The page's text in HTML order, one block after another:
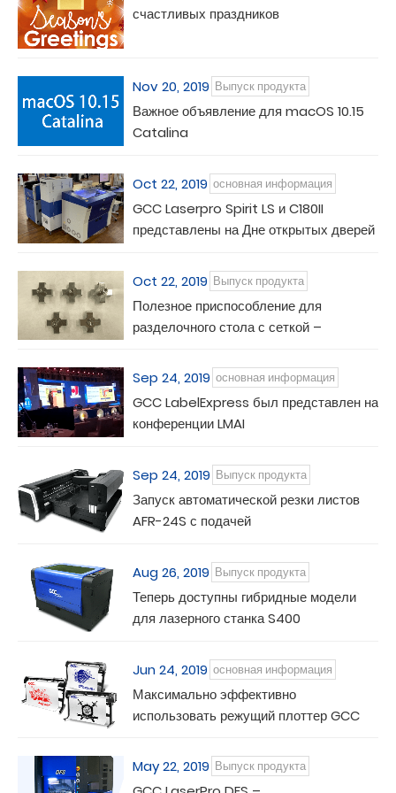
счастливых праздников
Nov 20, 2019 Выпуск продукта
Важное объявление для macOS 10.15
Catalina
Oct 22, 2019 основная информация
GCC Laserpro Spirit LS и C180II
представлены на Дне открытых дверей
Oct 22, 2019 Выпуск продукта
Полезное приспособление для
разделочного стола с сеткой –
Sep 24, 2019 основная информация
GCC LabelExpress был представлен на
конференции LMAI
Sep 24, 2019 Выпуск продукта
Запуск автоматической резки листов
AFR-24S с подачей
Aug 26, 2019 Выпуск продукта
Теперь доступны гибридные модели
для лазерного станка S400
Jun 24, 2019 основная информация
Максимально эффективно
использовать режущий плоттер GCC
May 22, 2019 Выпуск продукта